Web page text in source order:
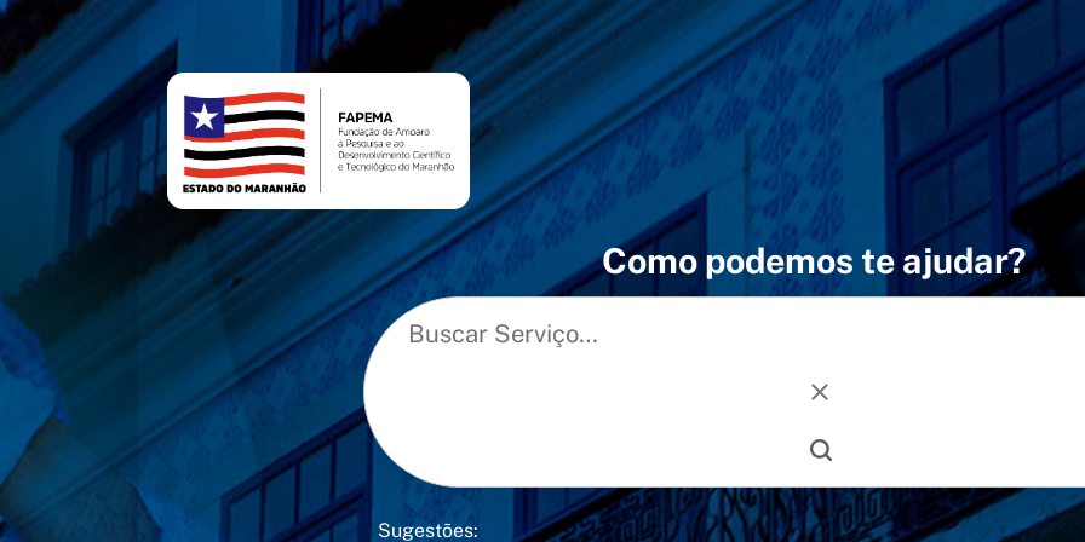
conteúdomenu
Como podemos te ajudar?
Sugestões: